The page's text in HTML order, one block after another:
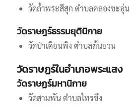
วัดถ้ำพระสีสุก ตำบลคลองชะอุ่น
วัดราษฎร์ธรรมยุตินิกาย
วัดป่าเคียนพิง ตำบลต้นยวน
วัดราษฏร์ในอำเภอพระแสง
วัดราษฏร์มหานิกาย
วัดสามพัน ตำบลไทรขึง